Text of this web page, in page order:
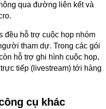
qua đường liên kết và
đều hỗ trợ cuộc họp nhóm
tham dự. Trong các gói
hỗ trợ ghi hình cuộc họp,
tiếp (livestream) tới hàng
cụ khác